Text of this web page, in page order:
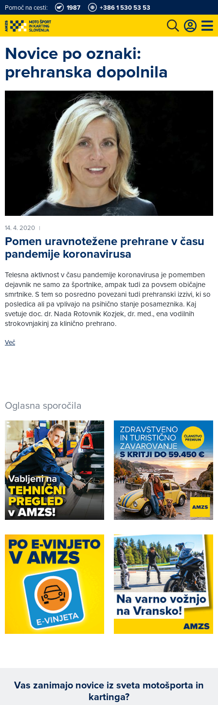
Pomoč na cesti: 1987 +386 1 530 53 53
Karting in motošportni center Najboljši za volanom
Novice po oznaki:
prehranska dopolnila
14. 4. 2020 |
Pomen uravnotežene prehrane v času
pandemije koronavirusa
Telesna aktivnost v času pandemije koronavirusa je pomemben
dejavnik ne samo za športnike, ampak tudi za povsem običajne
smrtnike. S tem so posredno povezani tudi prehranski izzivi, ki so
posledica ali pa vplivajo na psihično stanje posameznika. Kaj
svetuje doc. dr. Nada Rotovnik Kozjek, dr. med., ena vodilnih
strokovnjakinj za klinično prehrano.
Več
Oglasna sporočila
Vas zanimajo novice iz sveta motošporta in
kartinga?